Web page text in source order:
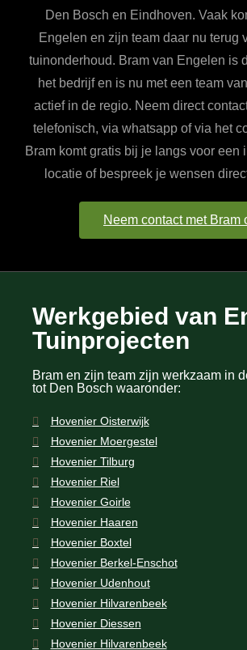
Den Bosch en Eindhoven. Vaak
Engelen en zijn team daar nu terug
tuinonderhoud. Bram van Engelen is
het bedrijf en is nu met een team
actief in de regio. Neem direct
telefonisch, via whatsapp of via het
Bram komt gratis bij je langs voor een
locatie of bespreek je wensen
Neem contact met Bram
Werkgebied van
Tuinprojecten
Bram en zijn team zijn werkzaam in
tot Den Bosch waaronder:
Hovenier Oisterwijk
Hovenier Moergestel
Hovenier Tilburg
Hovenier Riel
Hovenier Goirle
Hovenier Haaren
Hovenier Boxtel
Hovenier Berkel-Enschot
Hovenier Udenhout
Hovenier Hilvarenbeek
Hovenier Diessen
Hovenier Hilvarenbeek